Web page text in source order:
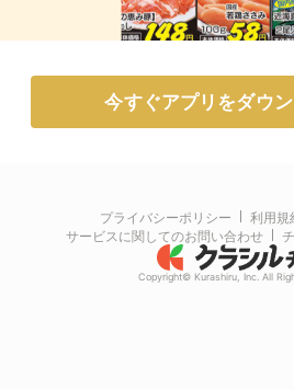
今すぐアプリをダウ
プライバシーポリシー 利用規
サービスに関してのお問い合わせ
Copyright© Kurashiru, Inc. All